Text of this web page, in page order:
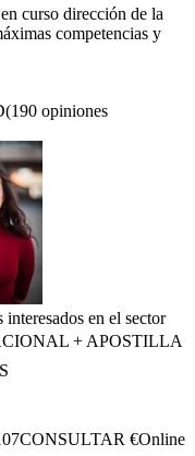
curso dirección de la
competencias y
(190 opiniones
en el sector
+ APOSTILLA
CONSULTAR €Online